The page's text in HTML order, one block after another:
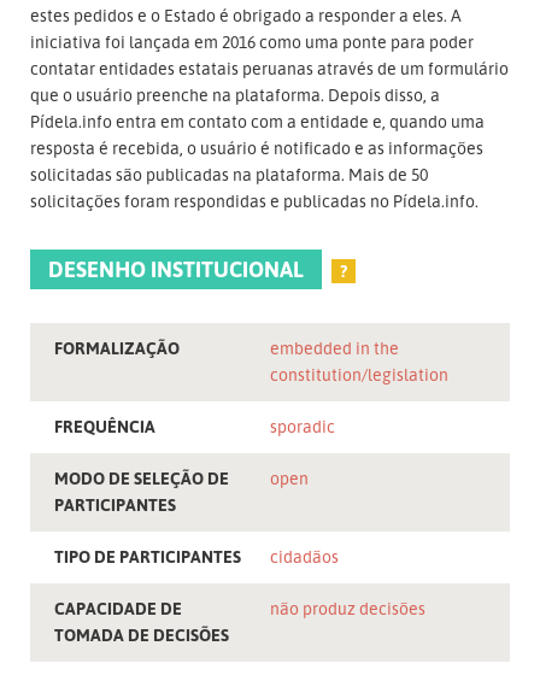
estes pedidos e o Estado é obrigado a responder a eles. A
iniciativa foi lançada em 2016 como uma ponte para poder
contatar entidades estatais peruanas através de um formulário
que o usuário preenche na plataforma. Depois disso, a
Pídela.info entra em contato com a entidade e, quando uma
resposta é recebida, o usuário é notificado e as informações
solicitadas são publicadas na plataforma. Mais de 50
solicitações foram respondidas e publicadas no Pídela.info.
DESENHO INSTITUCIONAL ?
FORMALIZAÇÃO
embedded in the
constitution/legislation
FREQUÊNCIA sporadic
MODO DE SELEÇÃO DE
PARTICIPANTES
open
TIPO DE PARTICIPANTES cidadãos
CAPACIDADE DE
TOMADA DE DECISÕES
não produz decisões